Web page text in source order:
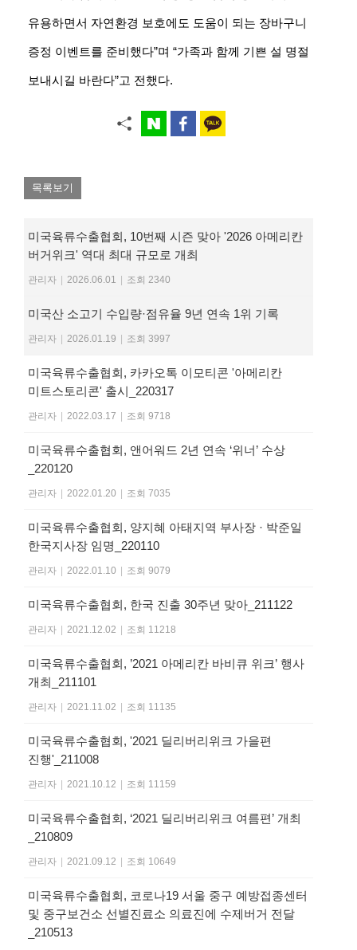
유용하면서 자연환경 보호에도 도움이 되는 장바구니
증정 이벤트를 준비했다”며 “가족과 함께 기쁜 설 명절
보내시길 바란다”고 전했다.
목록보기
미국육류수출협회, 10번째 시즌 맞아 '2026 아메리칸
버거위크' 역대 최대 규모로 개최
관리자 | 2026.06.01 | 조회 2340
미국산 소고기 수입량·점유율 9년 연속 1위 기록
관리자 | 2026.01.19 | 조회 3997
미국육류수출협회, 카카오톡 이모티콘 '아메리칸
미트스토리콘' 출시_220317
관리자 | 2022.03.17 | 조회 9718
미국육류수출협회, 앤어워드 2년 연속 ‘위너’ 수상
_220120
관리자 | 2022.01.20 | 조회 7035
미국육류수출협회, 양지혜 아태지역 부사장 · 박준일
한국지사장 임명_220110
관리자 | 2022.01.10 | 조회 9079
미국육류수출협회, 한국 진출 30주년 맞아_211122
관리자 | 2021.12.02 | 조회 11218
미국육류수출협회, ’2021 아메리칸 바비큐 위크’ 행사
개최_211101
관리자 | 2021.11.02 | 조회 11135
미국육류수출협회, '2021 딜리버리위크 가을편
진행'_211008
관리자 | 2021.10.12 | 조회 11159
미국육류수출협회, ‘2021 딜리버리위크 여름편’ 개최
_210809
관리자 | 2021.09.12 | 조회 10649
미국육류수출협회, 코로나19 서울 중구 예방접종센터
및 중구보건소 선별진료소 의료진에 수제버거 전달
_210513